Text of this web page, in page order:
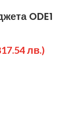
ODE1
лв.)